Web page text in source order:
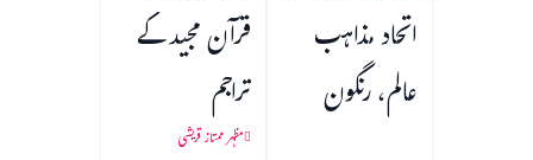
اتحاد مذاہب
عالم، رنگون
قرآن مجید کے
تراجم
مظہر ممتاز قریشی